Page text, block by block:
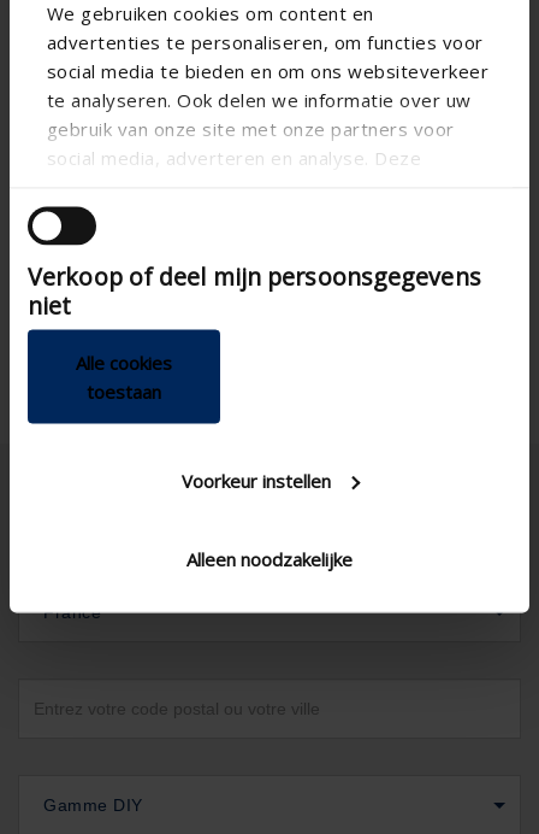
We gebruiken cookies om content en
advertenties te personaliseren, om functies voor
social media te bieden en om ons websiteverkeer
te analyseren. Ook delen we informatie over uw
gebruik van onze site met onze partners voor
social media, adverteren en analyse. Deze
andere informatie die u aan ze heeft verstrekt of
die ze hebben verzameld op basis van uw gebruik
van hun services.
Verkoop of deel mijn persoonsgegevens
niet
Alle cookies
toestaan
Voorkeur instellen
Alleen noodzakelijke
France
Gamme DIY